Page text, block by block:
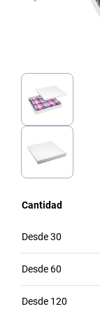
Cantidad
Desde30
Desde 60
Desde 120